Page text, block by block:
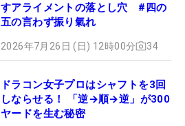
すアライメントの落とし穴 #四の
五の言わず振り氣れ
2026年7月26日 (日) 12時00分 34
ドラコン女子プロはシャフトを3回
しならせる！ 「逆→順→逆」が300
ヤードを生む秘密